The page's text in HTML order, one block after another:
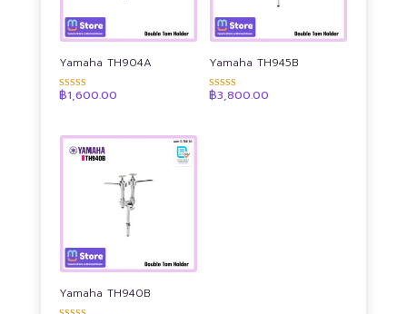
Yamaha TH904A
ให้คะแนน
฿1,600.00
Yamaha TH945B
ให้คะแนน
฿3,800.00
Yamaha TH940B